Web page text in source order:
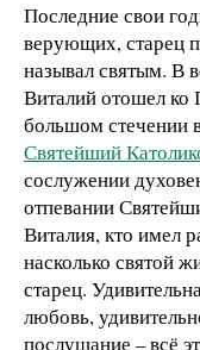
Последние свои
верующих, старец
называл святым. В
Виталий отошел ко
большом стечении
Святейший
сослужении
отпевании
Виталия, кто имел
насколько святой
старец.
любовь,
послушание – всё